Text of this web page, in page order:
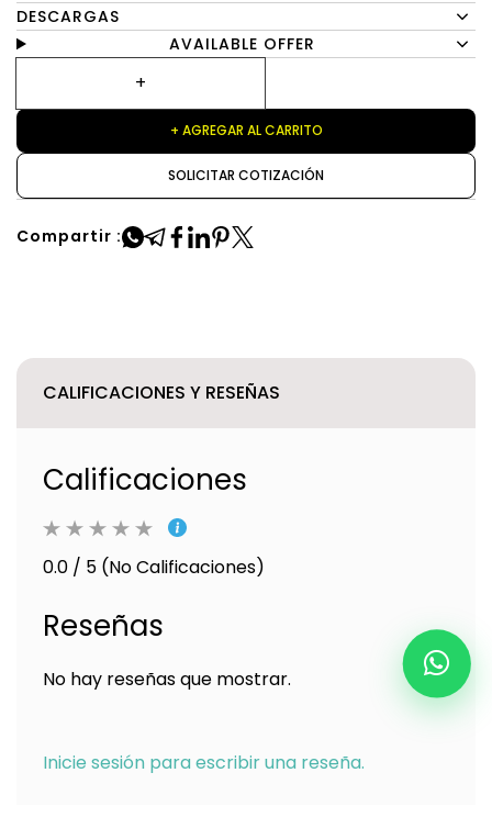
DESCARGAS
AVAILABLE OFFER
+ AGREGAR AL CARRITO
SOLICITAR COTIZACIÓN
Compartir :
CALIFICACIONES Y RESEÑAS
Calificaciones
0.0 / 5 (No Calificaciones)
Reseñas
No hay reseñas que mostrar.
Inicie sesión para escribir una reseña.